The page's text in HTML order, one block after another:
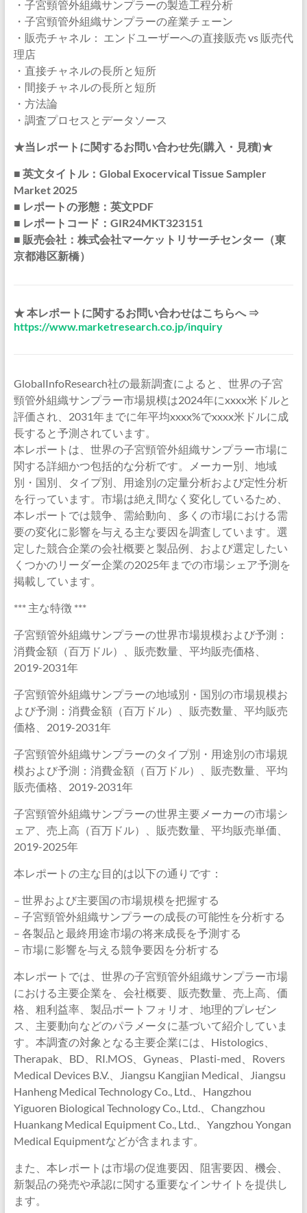
・子宮頸管外組織サンプラーの製造工程分析
・子宮頸管外組織サンプラーの産業チェーン
・販売チャネル： エンドユーザーへの直接販売 vs 販売代
理店
・直接チャネルの長所と短所
・間接チャネルの長所と短所
・方法論
・調査プロセスとデータソース
★当レポートに関するお問い合わせ先(購入・見積)★
■ 英文タイトル：Global Exocervical Tissue Sampler
Market 2025
■ レポートの形態：英文PDF
■ レポートコード：GIR24MKT323151
■ 販売会社：株式会社マーケットリサーチセンター（東
京都港区新橋）
★ 本レポートに関するお問い合わせはこちらへ ⇒
https://www.marketresearch.co.jp/inquiry
GlobalInfoResearch社の最新調査によると、世界の子宮
頸管外組織サンプラー市場規模は2024年にxxxx米ドルと
評価され、2031年までに年平均xxxx%でxxxx米ドルに成
長すると予測されています。
本レポートは、世界の子宮頸管外組織サンプラー市場に
関する詳細かつ包括的な分析です。メーカー別、地域
別・国別、タイプ別、用途別の定量分析および定性分析
を行っています。市場は絶え間なく変化しているため、
本レポートでは競争、需給動向、多くの市場における需
要の変化に影響を与える主な要因を調査しています。選
定した競合企業の会社概要と製品例、および選定したい
くつかのリーダー企業の2025年までの市場シェア予測を
掲載しています。
*** 主な特徴 ***
子宮頸管外組織サンプラーの世界市場規模および予測：
消費金額（百万ドル）、販売数量、平均販売価格、
2019-2031年
子宮頸管外組織サンプラーの地域別・国別の市場規模お
よび予測：消費金額（百万ドル）、販売数量、平均販売
価格、2019-2031年
子宮頸管外組織サンプラーのタイプ別・用途別の市場規
模および予測：消費金額（百万ドル）、販売数量、平均
販売価格、2019-2031年
子宮頸管外組織サンプラーの世界主要メーカーの市場シ
ェア、売上高（百万ドル）、販売数量、平均販売単価、
2019-2025年
本レポートの主な目的は以下の通りです：
– 世界および主要国の市場規模を把握する
– 子宮頸管外組織サンプラーの成長の可能性を分析する
– 各製品と最終用途市場の将来成長を予測する
– 市場に影響を与える競争要因を分析する
本レポートでは、世界の子宮頸管外組織サンプラー市場
における主要企業を、会社概要、販売数量、売上高、価
格、粗利益率、製品ポートフォリオ、地理的プレゼン
ス、主要動向などのパラメータに基づいて紹介していま
す。本調査の対象となる主要企業には、Histologics、
Therapak、BD、RI.MOS、Gyneas、Plasti-med、Rovers
Medical Devices B.V.、Jiangsu Kangjian Medical、Jiangsu
Hanheng Medical Technology Co., Ltd.、Hangzhou
Yiguoren Biological Technology Co., Ltd.、Changzhou
Huankang Medical Equipment Co., Ltd.、Yangzhou Yongan
Medical Equipmentなどが含まれます。
また、本レポートは市場の促進要因、阻害要因、機会、
新製品の発売や承認に関する重要なインサイトを提供し
ます。